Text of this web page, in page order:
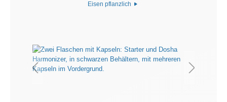
Eisen pflanzlich